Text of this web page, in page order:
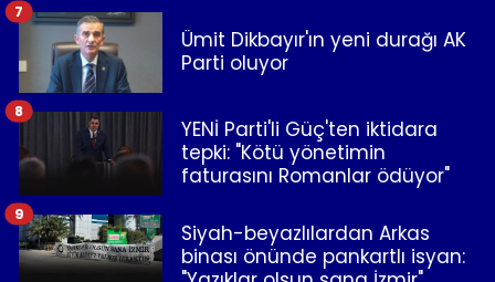
Ümit Dikbayır'ın yeni durağı AK
Parti oluyor
7
YENİ Parti'li Güç'ten iktidara
tepki: "Kötü yönetimin
faturasını Romanlar ödüyor"
8
Siyah-beyazlılardan Arkas
binası önünde pankartlı isyan:
9